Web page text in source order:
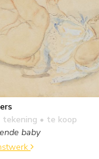
tekening • te koop
baby